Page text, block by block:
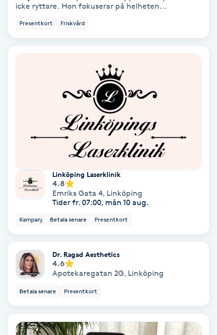
Skägg
Skäggfärgning
Sockring
Spa-manikyr
Spa-pedikyr
Spraytan
icke ryttare. Hon fokuserar på helheten...
Presentkort Friskvård
Linköping Laserklinik
4.8
Emriks Gata 4, Linköping
Tider fr. 07:00, mån 10 aug.
Kampanj Betala senare Presentkort
Dr. Ragad Aesthetics
4.6
Apotekaregatan 2G, Linköping
Betala senare Presentkort